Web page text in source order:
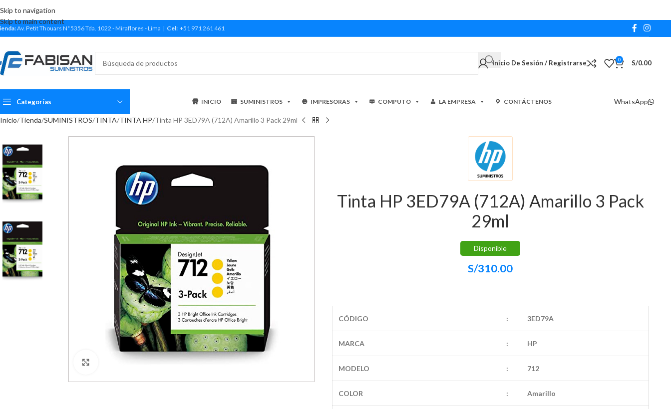
Skip to navigation
Skip to main content
Av. Petit Thouars Nª 5356 Tda. 1022 - Miraflores - Lima | Cel: +51 971 261 461
Inicio De Sesión / Registrarse 0 S/0.00
Categorías INICIO SUMINISTROS IMPRESORAS COMPUTO LA EMPRESA CONTÁCTENOS WhatsApp
Inicio Tienda SUMINISTROS TINTA TINTA HP Tinta HP 3ED79A (712A) Amarillo 3 Pack 29ml
Tinta HP 3ED79A (712A) Amarillo 3 Pack
29ml
Disponible
S/310.00
CÓDIGO : 3ED79A
MARCA : HP
MODELO : 712
COLOR : Amarillo